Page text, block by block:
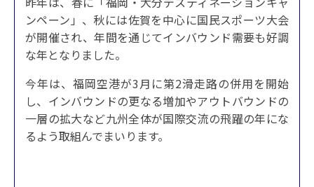
ンペーン」、秋には佐賀を中心に国民スポーツ大会
が開催され、年間を通じてインバウンド需要も好調
な年となりました。
今年は、福岡空港が3月に第2滑走路の併用を開始
し、インバウンドの更なる増加やアウトバウンドの
一層の拡大など九州全体が国際交流の飛躍の年にな
るよう取組んでまいります。